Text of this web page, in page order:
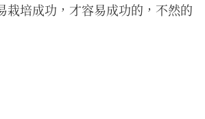
栽培成功，才容易成功的，不然的